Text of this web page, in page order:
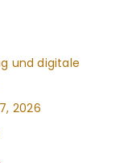
und digitale
2026